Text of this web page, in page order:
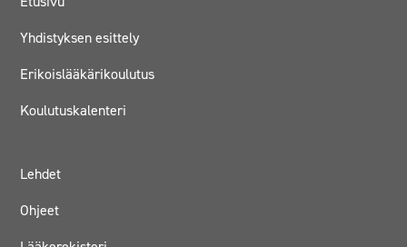
Yhdistyksen esittely
Erikoislääkärikoulutus
Koulutuskalenteri
Lehdet
Ohjeet